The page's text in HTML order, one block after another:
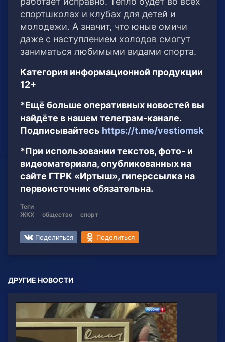
спортшколах и клубах для детей и
молодежи. А значит, что юные омичи
даже с наступлением холодов смогут
заниматься любимыми видами спорта.
Категория информационной продукции
12+
*Ещё больше оперативных новостей вы
найдёте в нашем телеграм-канале.
Подписывайтесь https://t.me/vestiomsk
*При использовании текстов, фото- и
видеоматериала, опубликованных на
сайте ГТРК «Иртыш», гиперссылка на
первоисточник обязательна.
Теги
ЖКХ
общество спорт
Поделиться Поделиться
ДРУГИЕ НОВОСТИ